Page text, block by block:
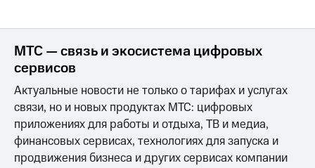
МТС — связь и экосистема цифровых
сервисов
Актуальные новости не только о тарифах и услугах
связи, но и новых продуктах МТС: цифровых
приложениях для работы и отдыха, ТВ и медиа,
финансовых сервисах, технологиях для запуска и
продвижения бизнеса и других сервисах компании